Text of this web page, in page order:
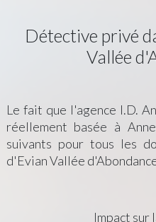
Détective privé
Vallée
Le fait que l'agence I.D.
réellement basée à
suivants pour tous les
d'Evian Vallée
Impact sur